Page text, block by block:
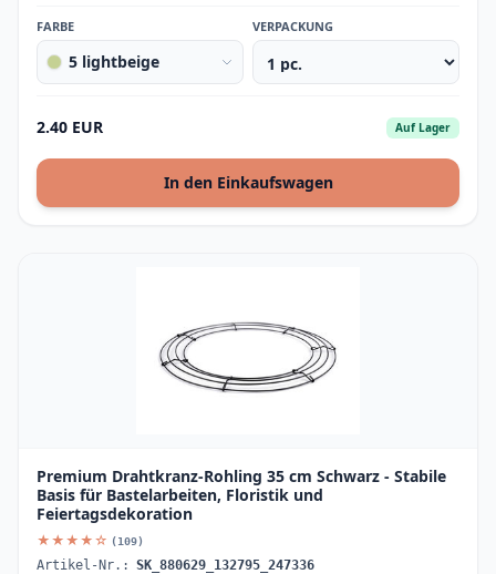
FARBE
5 lightbeige
VERPACKUNG
2.40 EUR Auf Lager
In den Einkaufswagen
Premium Drahtkranz-Rohling 35 cm Schwarz - Stabile
Basis für Bastelarbeiten, Floristik und
Feiertagsdekoration
★★★★☆ (109)
Artikel-Nr.: SK_880629_132795_247336